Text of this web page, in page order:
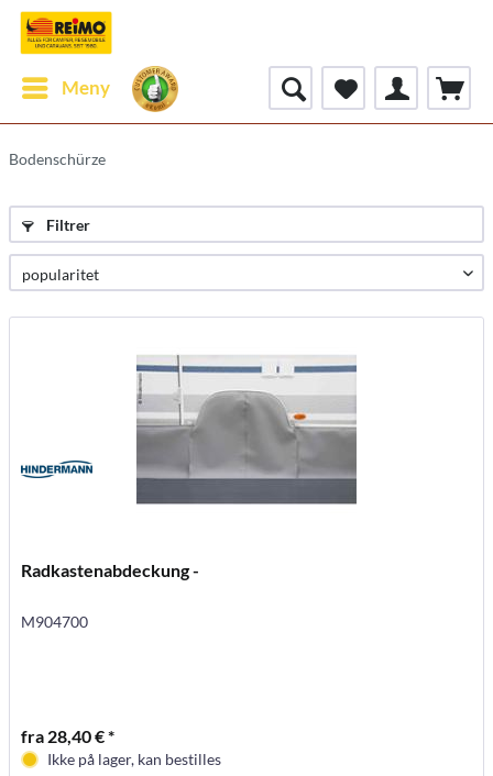
Meny
Bodenschürze
Filtrer
Radkastenabdeckung -
M904700
fra 28,40 € *
Ikke på lager, kan bestilles